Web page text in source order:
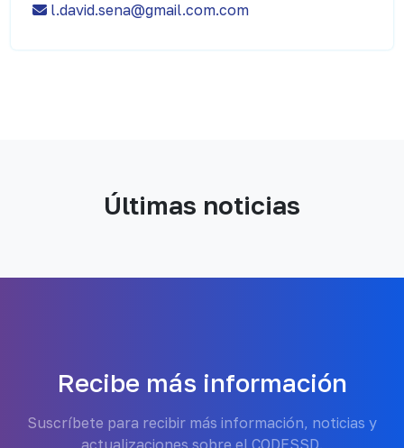
l.david.sena@gmail.com.com
Últimas noticias
Recibe más información
Suscríbete para recibir más información, noticias y